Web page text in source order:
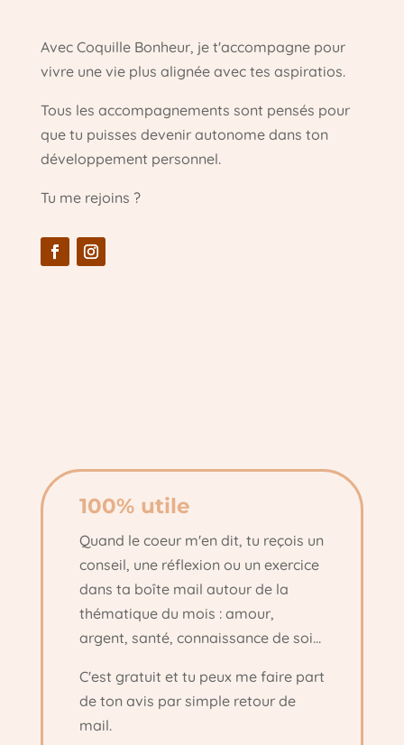
Avec Coquille Bonheur, je t'accompagne pour
vivre une vie plus alignée avec tes aspiratios.
Tous les accompagnements sont pensés pour
que tu puisses devenir autonome dans ton
développement personnel.
Tu me rejoins ?
100% utile
Quand le coeur m'en dit, tu reçois un
conseil, une réflexion ou un exercice
dans ta boîte mail autour de la
thématique du mois : amour,
argent, santé, connaissance de soi...
C'est gratuit et tu peux me faire part
de ton avis par simple retour de
mail.